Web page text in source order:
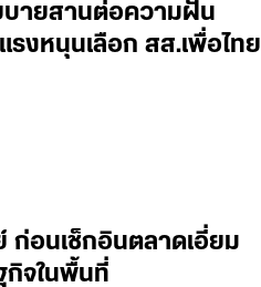
บายสานต่อความฝัน
รงหนุนเลือก สส.เพื่อไทย
ก่อนเช็กอินตลาดเอี่ยม
กิจในพื้นที่